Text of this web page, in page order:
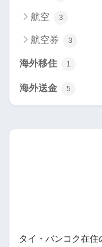
航空 3
航空券 3
海外移住 1
海外送金 5
タイ・バンコク在住